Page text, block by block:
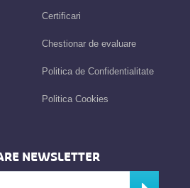
Certificari
Chestionar de evaluare
Politica de Confidentialitate
Politica Cookies
NEWSLETTER